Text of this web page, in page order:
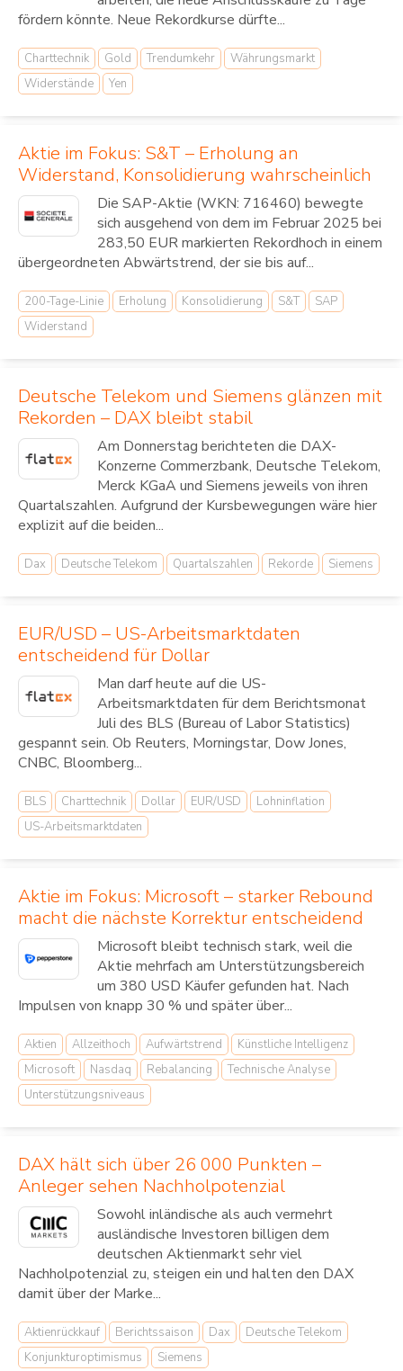
fördern könnte. Neue Rekordkurse dürfte...
Charttechnik Gold Trendumkehr
Währungsmarkt
Widerstände
Yen
Aktie im Fokus: S&T – Erholung an
Widerstand, Konsolidierung wahrscheinlich
Die SAP-Aktie (WKN: 716460) bewegte
sich ausgehend von dem im Februar 2025 bei
283,50 EUR markierten Rekordhoch in einem
übergeordneten Abwärtstrend, der sie bis auf...
200-Tage-Linie Erholung Konsolidierung S&T
SAP
Widerstand
Deutsche Telekom und Siemens glänzen mit
Rekorden – DAX bleibt stabil
Am Donnerstag berichteten die DAX-
Konzerne Commerzbank, Deutsche Telekom,
Merck KGaA und Siemens jeweils von ihren
Quartalszahlen. Aufgrund der Kursbewegungen wäre hier
explizit auf die beiden...
Dax Deutsche Telekom Quartalszahlen Rekorde Siemens
EUR/USD – US-Arbeitsmarktdaten
entscheidend für Dollar
Man darf heute auf die US-
Arbeitsmarktdaten für dem Berichtsmonat
Juli des BLS (Bureau of Labor Statistics)
gespannt sein. Ob Reuters, Morningstar, Dow Jones,
CNBC, Bloomberg...
BLS Charttechnik Dollar EUR/USD
Lohninflation
US-Arbeitsmarktdaten
Aktie im Fokus: Microsoft – starker Rebound
macht die nächste Korrektur entscheidend
Microsoft bleibt technisch stark, weil die
Aktie mehrfach am Unterstützungsbereich
um 380 USD Käufer gefunden hat. Nach
Impulsen von knapp 30 % und später über...
Aktien Allzeithoch Aufwärtstrend
Künstliche Intelligenz
Microsoft
Nasdaq Rebalancing
Technische Analyse
Unterstützungsniveaus
DAX hält sich über 26 000 Punkten –
Anleger sehen Nachholpotenzial
Sowohl inländische als auch vermehrt
ausländische Investoren billigen dem
deutschen Aktienmarkt sehr viel
Nachholpotenzial zu, steigen ein und halten den DAX
damit über der Marke...
Aktienrückkauf Berichtssaison Dax
Deutsche Telekom
Konjunkturoptimismus
Siemens